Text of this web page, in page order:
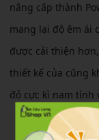
nâng cấp thành
mang lại độ êm ái
được cải thiện
thiết kế của cũng
đỏ cực kì nam tính